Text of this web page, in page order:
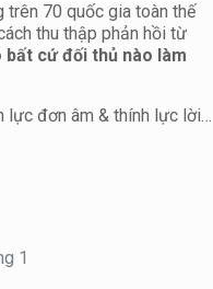
trên 70 quốc gia toàn thế
thu thập phản hồi từ
bất cứ đối thủ nào làm
lực đơn âm & thính lực lời…
1